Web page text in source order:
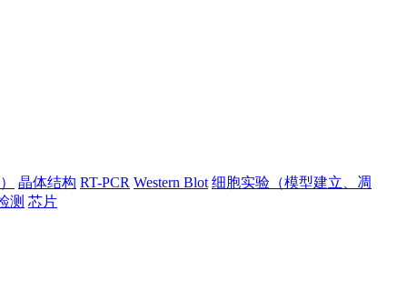
晶体结构 RT-PCR Western Blot 细胞实验（模型建立、凋
测 芯片